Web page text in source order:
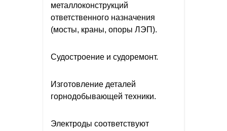
металлоконструкций
ответственного назначения
(мосты, краны, опоры ЛЭП).
Судостроение и судоремонт.
Изготовление деталей
горнодобывающей техники.
Электроды соответствуют